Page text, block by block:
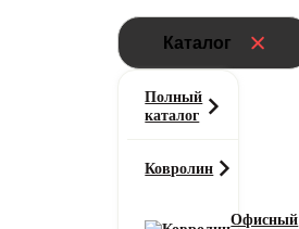
Каталог
Полный
каталог
Ковролин
Офисный